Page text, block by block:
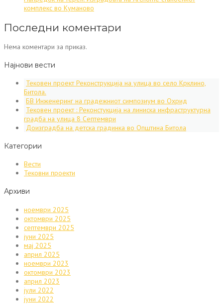
комплекс во Куманово
Последни коментари
Нема коментари за приказ.
Најнови вести
Тековен проект Реконструкција на улица во село Крклино,
Битола.
БВ Инженеринг на градежниот симпозиум во Охрид
Тековен проект : Реконстукција на линиска инфраструктурна
градба на улица 8 Септември
Доизградба на детска градинка во Општина Битола
Категории
Вести
Тековни проекти
Архиви
ноември 2025
октомври 2025
септември 2025
јуни 2025
мај 2025
април 2025
ноември 2023
октомври 2023
април 2023
јули 2022
јуни 2022